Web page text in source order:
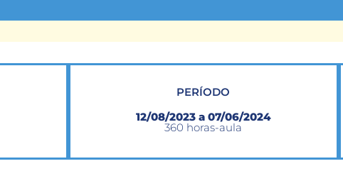
PERÍODO
12/08/2023 a 07/06/2024
360 horas-aula